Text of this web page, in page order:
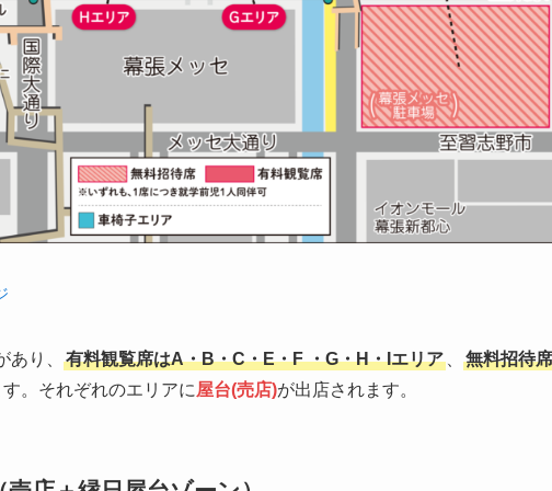
り、 有料観覧席はA・B・C・E・F ・G・H・Iエリア 、
無料招待席
す。それぞれのエリアに屋台(売店)が出店されます。